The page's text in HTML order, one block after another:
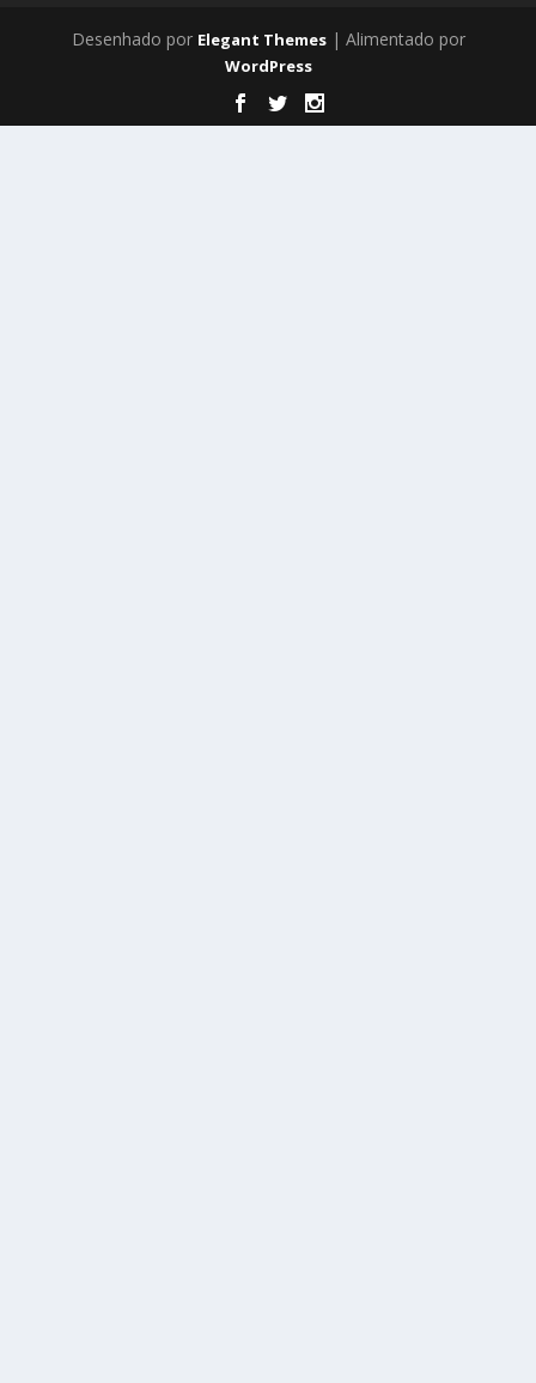
Desenhado por Elegant Themes| Alimentado por
WordPress